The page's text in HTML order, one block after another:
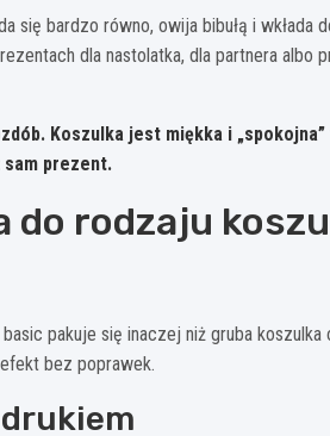
się bardzo równo, owija bibułą i wkłada
dla nastolatka, dla partnera albo
Koszulka jest miękka i
prezent.
do rodzaju
pakuje się inaczej niż gruba koszulka
bez poprawek.